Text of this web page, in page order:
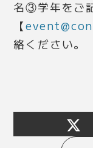
名③学年をご
【
絡ください。